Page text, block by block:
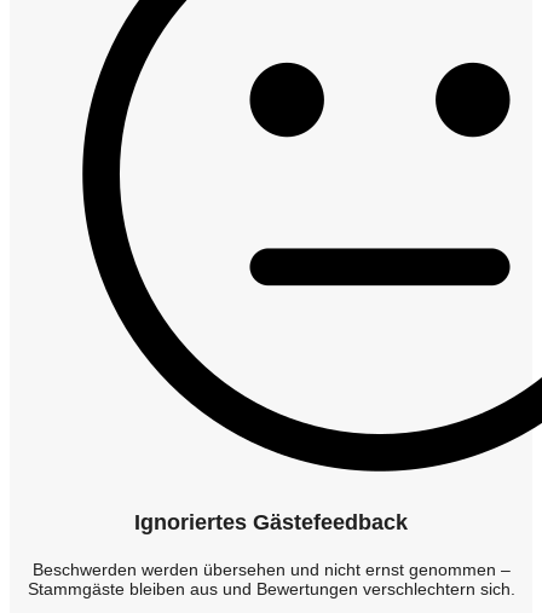
Ignoriertes Gästefeedback
Beschwerden werden übersehen und nicht ernst genommen –
Stammgäste bleiben aus und Bewertungen verschlechtern sich.